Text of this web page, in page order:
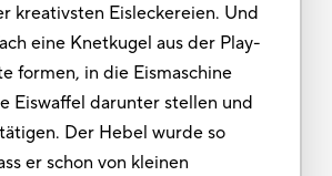
kreativsten Eisleckereien. Und
eine Knetkugel aus der Play-
formen, in die Eismaschine
Eiswaffel darunter stellen und
Der Hebel wurde so
er schon von kleinen